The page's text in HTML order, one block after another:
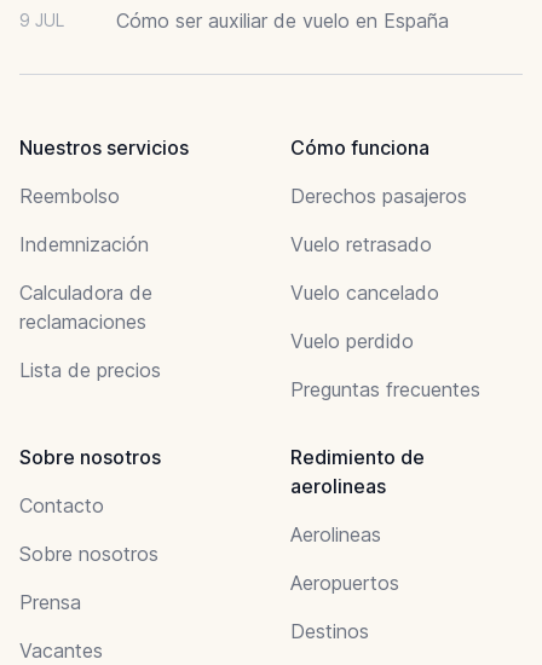
9 JUL Cómo ser auxiliar de vuelo en España
Nuestros servicios
Reembolso
Indemnización
Calculadora de
reclamaciones
Lista de precios
Cómo funciona
Derechos pasajeros
Vuelo retrasado
Vuelo cancelado
Vuelo perdido
Preguntas frecuentes
Sobre nosotros
Contacto
Sobre nosotros
Prensa
Vacantes
Redimiento de
aerolineas
Aerolineas
Aeropuertos
Destinos